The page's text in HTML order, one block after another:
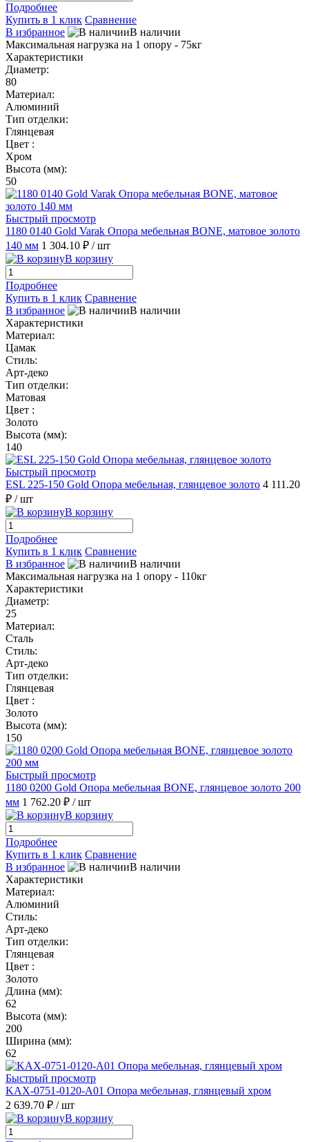
Подробнее
Купить в 1 клик Сравнение
В избранное
В наличии
Максимальная нагрузка на 1 опору - 75кг
Характеристики
Диаметр:
80
Материал:
Алюминий
Тип отделки:
Глянцевая
Цвет :
Хром
Высота (мм):
50
Быстрый просмотр
1180 0140 Gold Varak Опора мебельная BONE, матовое золото
140 мм 1 304.10 ₽ / шт
В корзину
Подробнее
Купить в 1 клик Сравнение
В избранное
В наличии
Характеристики
Материал:
Цамак
Стиль:
Арт-деко
Тип отделки:
Матовая
Цвет :
Золото
Высота (мм):
140
Быстрый просмотр
ESL 225-150 Gold Опора мебельная, глянцевое золото 4 111.20
₽ / шт
В корзину
Подробнее
Купить в 1 клик Сравнение
В избранное
В наличии
Максимальная нагрузка на 1 опору - 110кг
Характеристики
Диаметр:
25
Материал:
Сталь
Стиль:
Арт-деко
Тип отделки:
Глянцевая
Цвет :
Золото
Высота (мм):
150
Быстрый просмотр
1180 0200 Gold Опора мебельная BONE, глянцевое золото 200
мм 1 762.20 ₽ / шт
В корзину
Подробнее
Купить в 1 клик Сравнение
В избранное
В наличии
Характеристики
Материал:
Алюминий
Стиль:
Арт-деко
Тип отделки:
Глянцевая
Цвет :
Золото
Длина (мм):
62
Высота (мм):
200
Ширина (мм):
62
Быстрый просмотр
KAX-0751-0120-A01 Опора мебельная, глянцевый хром
2 639.70 ₽ / шт
В корзину